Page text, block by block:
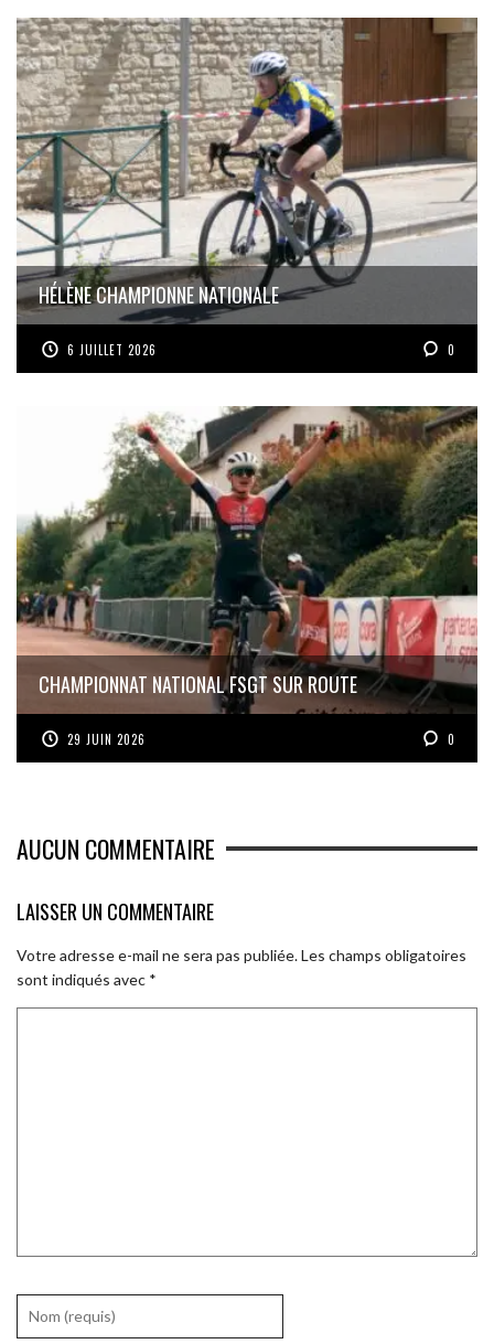
HÉLÈNE CHAMPIONNE NATIONALE
6 JUILLET 2026 0
CHAMPIONNAT NATIONAL FSGT SUR ROUTE
29 JUIN 2026 0
AUCUN COMMENTAIRE
LAISSER UN COMMENTAIRE
Votre adresse e-mail ne sera pas publiée.Les champs obligatoires
sont indiqués avec *